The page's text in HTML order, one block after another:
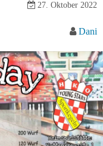
27. Oktober 2022
Dani